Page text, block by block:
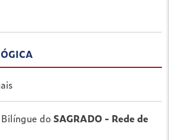
do SAGRADO - Rede de